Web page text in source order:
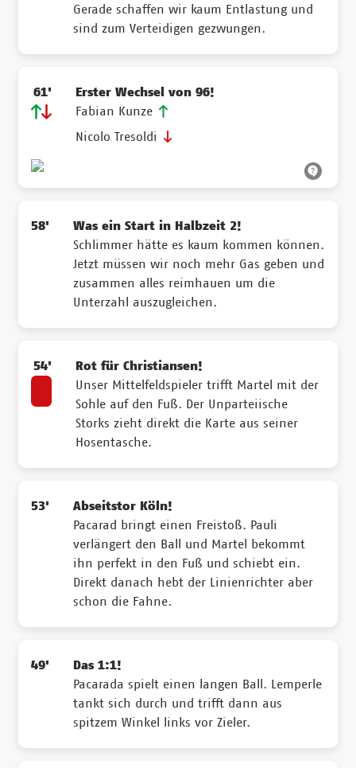
Gerade schaffen wir kaum Entlastung und
sind zum Verteidigen gezwungen.
61'
Erster Wechsel von 96!
Fabian Kunze
Nicolo Tresoldi
58'
Was ein Start in Halbzeit 2!
Schlimmer hätte es kaum kommen können.
Jetzt müssen wir noch mehr Gas geben und
zusammen alles reimhauen um die
Unterzahl auszugleichen.
54'
Rot für Christiansen!
Unser Mittelfeldspieler trifft Martel mit der
Sohle auf den Fuß. Der Unparteiische
Storks zieht direkt die Karte aus seiner
Hosentasche.
53'
Abseitstor Köln!
Pacarad bringt einen Freistoß. Pauli
verlängert den Ball und Martel bekommt
ihn perfekt in den Fuß und schiebt ein.
Direkt danach hebt der Linienrichter aber
schon die Fahne.
49'
Das 1:1!
Pacarada spielt einen langen Ball. Lemperle
tankt sich durch und trifft dann aus
spitzem Winkel links vor Zieler.